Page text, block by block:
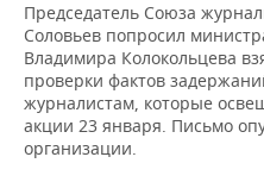
ТЕЛЕКОММУНИКАЦИИ
БИЗНЕС-БРАНЧИ
ONLINE-КОНФЕРЕНЦИИ
ОТКРЫТАЯ ЛЕКЦИЯ
ФУТБОЛ
ХОККЕЙ
БАСКЕТБОЛ
НОВОСТИ ОБЩЕСТВА
ВЛАСТЬ
ИНФРАСТРУКТУРА
ФОТОГАЛЕРЕЯ
СЮЖЕТЫ
СПРАВОЧНИК
Председатель Союза
Соловьев попросил
Владимира Колокольцева
проверки фактов
журналистам, которые
акции 23 января. Письмо
организации.